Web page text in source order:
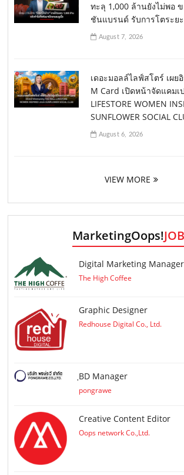
ทะลุ 1,000 ล้านยังไม่พอ
ชันแบรนด์ รับการโตระย
August 7, 2026
เดอะมอลล์ไลฟ์สโตร์ เผ
M Card เปิดหน้าจัดแคมเ
LIFESTORE WOMEN
SUNFLOWER SOCIAL
August 6, 2026
VIEW MORE
MarketingOops!
Digital Marketing Manager
The High Coffee
Graphic Designer
Redhouse Digital Co., Ltd.
ฺBD Manager
pongrawe
Creative Content Editor
Oops network Co.,Ltd.